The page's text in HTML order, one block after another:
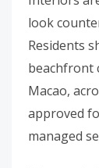
look
Residents
beachfront
Macao,
approved
managed